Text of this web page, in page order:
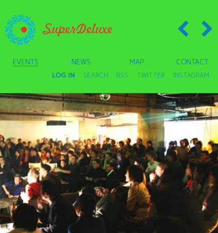
EVENTS NEWS MAP CONTACT
LOG IN SEARCH RSS TWITTER INSTAGRAM